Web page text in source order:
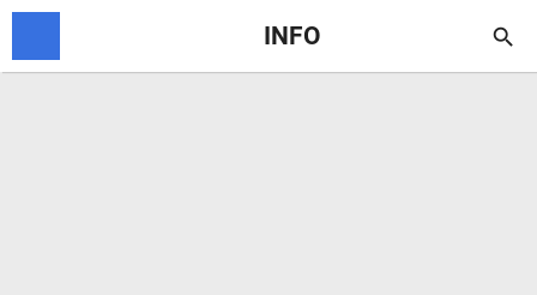
INFO 